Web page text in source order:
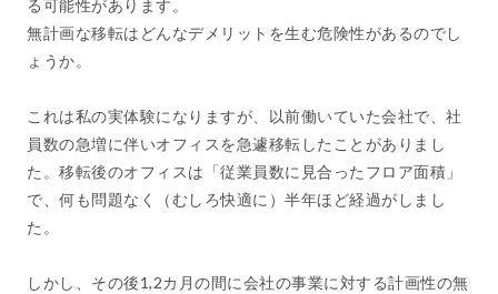
る可能性があります。
無計画な移転はどんなデメリットを生む危険性があるのでし
ょうか。
これは私の実体験になりますが、以前働いていた会社で、社
員数の急増に伴いオフィスを急遽移転したことがありまし
た。移転後のオフィスは「従業員数に見合ったフロア面積」
で、何も問題なく（むしろ快適に）半年ほど経過がしまし
た。
しかし、その後1,2カ月の間に会社の事業に対する計画性の無